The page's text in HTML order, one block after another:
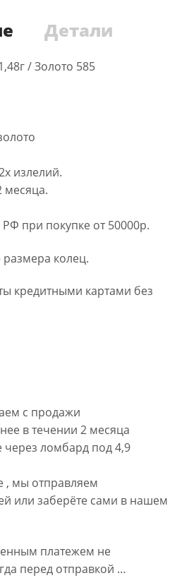
Детали
/ Золото 585
излелий.
месяца.
при покупке от 50000р.
колец.
кредитными картами без
с продажи
в течении 2 месяца
через ломбард под 4,9
, мы отправляем
или заберёте сами в нашем
платежем не
перед отправкой …